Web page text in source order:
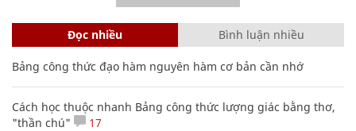
Đọc nhiều Bình luận nhiều
Bảng công thức đạo hàm nguyên hàm cơ bản cần nhớ
Cách học thuộc nhanh Bảng công thức lượng giác bằng thơ,
"thần chú"
17